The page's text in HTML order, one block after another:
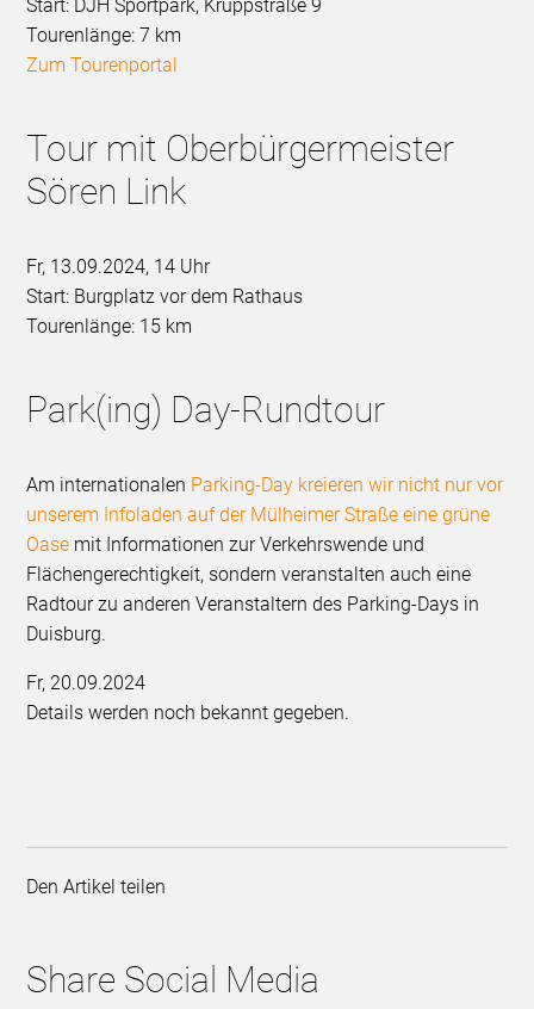
Start: DJH Sportpark, Kruppstraße 9
Tourenlänge: 7 km
Zum Tourenportal
Tour mit Oberbürgermeister
Sören Link
Fr, 13.09.2024, 14 Uhr
Start: Burgplatz vor dem Rathaus
Tourenlänge: 15 km
Park(ing) Day-Rundtour
Am internationalen Parking-Day kreieren wir nicht nur vor
unserem Infoladen auf der Mülheimer Straße eine grüne
Oase mit Informationen zur Verkehrswende und
Flächengerechtigkeit, sondern veranstalten auch eine
Radtour zu anderen Veranstaltern des Parking-Days in
Duisburg.
Fr, 20.09.2024
Details werden noch bekannt gegeben.
Den Artikel teilen
Share Social Media